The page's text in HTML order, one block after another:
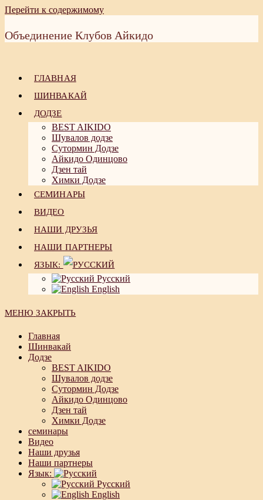
Перейти к содержимому
Объединение Клубов Айкидо
ГЛАВНАЯ
ШИНВАКАЙ
ДОДЗЕ
BEST AIKIDO
Шувалов додзе
Сутормин Додзе
Айкидо Одинцово
Дзен тай
Химки Додзе
СЕМИНАРЫ
ВИДЕО
НАШИ ДРУЗЬЯ
НАШИ ПАРТНЕРЫ
ЯЗЫК:
Русский
English
МЕНЮ ЗАКРЫТЬ
Главная
Шинвакай
Додзе
BEST AIKIDO
Шувалов додзе
Сутормин Додзе
Айкидо Одинцово
Дзен тай
Химки Додзе
семинары
Видео
Наши друзья
Наши партнеры
Язык:
Русский
English